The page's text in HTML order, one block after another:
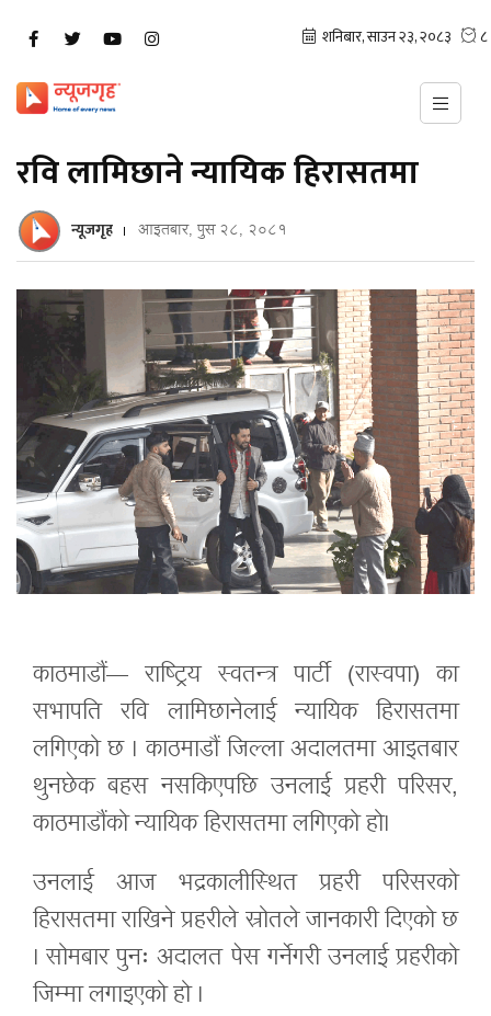
रवि लामिछाने न्यायिक हिरासतमा
न्यूजगृह आइतबार, पुस २८, २०८१
काठमाडौं— राष्ट्रिय स्वतन्त्र पार्टी (रास्वपा) का
सभापति रवि लामिछानेलाई न्यायिक हिरासतमा
लगिएको छ । काठमाडौं जिल्ला अदालतमा आइतबार
थुनछेक बहस नसकिएपछि उनलाई प्रहरी परिसर,
काठमाडौंको न्यायिक हिरासतमा लगिएको हो।
उनलाई आज भद्रकालीस्थित प्रहरी परिसरको
हिरासतमा राखिने प्रहरीले स्रोतले जानकारी दिएको छ
। सोमबार पुनः अदालत पेस गर्नेगरी उनलाई प्रहरीको
जिम्मा लगाइएको हो ।